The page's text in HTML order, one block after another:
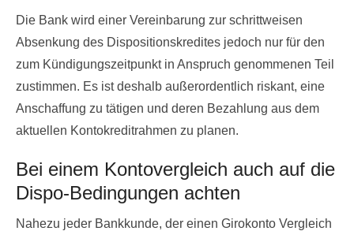
Die Bank wird einer Vereinbarung zur schrittweisen
Absenkung des Dispositionskredites jedoch nur für den
zum Kündigungszeitpunkt in Anspruch genommenen Teil
zustimmen. Es ist deshalb außerordentlich riskant, eine
Anschaffung zu tätigen und deren Bezahlung aus dem
aktuellen Kontokreditrahmen zu planen.
Bei einem Kontovergleich auch auf die
Dispo-Bedingungen achten
Nahezu jeder Bankkunde, der einen Girokonto Vergleich